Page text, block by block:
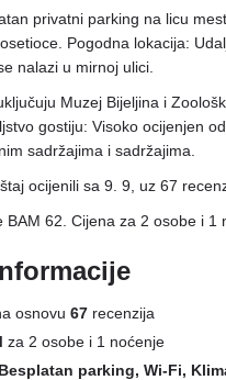
privatni parking na licu
Pogodna lokacija:
nalazi u mirnoj ulici.
Muzej Bijeljina i
gostiju: Visoko ocijenjen
sadržajima i sadržajima.
ocijenili sa 9. 9, uz 67
BAM 62. Cijena za 2 osobe i 1
osnovu 67 recenzija
za 2 osobe i 1 noćenje
Besplatan parking, Wi-Fi,